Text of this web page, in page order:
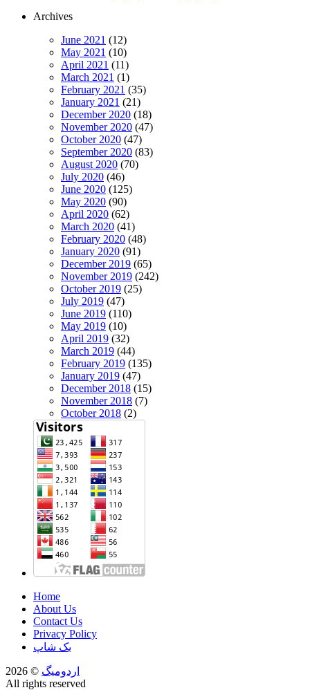
Archives
June 2021 (12)
May 2021 (10)
April 2021 (11)
March 2021 (1)
February 2021 (35)
January 2021 (21)
December 2020 (18)
November 2020 (47)
October 2020 (47)
September 2020 (83)
August 2020 (70)
July 2020 (46)
June 2020 (125)
May 2020 (90)
April 2020 (62)
March 2020 (41)
February 2020 (48)
January 2020 (91)
December 2019 (65)
November 2019 (242)
October 2019 (25)
July 2019 (47)
June 2019 (110)
May 2019 (10)
April 2019 (32)
March 2019 (44)
February 2019 (135)
January 2019 (47)
December 2018 (15)
November 2018 (7)
October 2018 (2)
Home
About Us
Contact Us
Privacy Policy
بک شاپ
اردومیگ © 2026
All rights reserved